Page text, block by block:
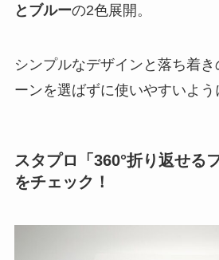
とブルーの2色展開。
シンプルなデザインと落ち着
ーンを選ばずに使いやすいよう
スタプロ「360°折り返せる
をチェック！